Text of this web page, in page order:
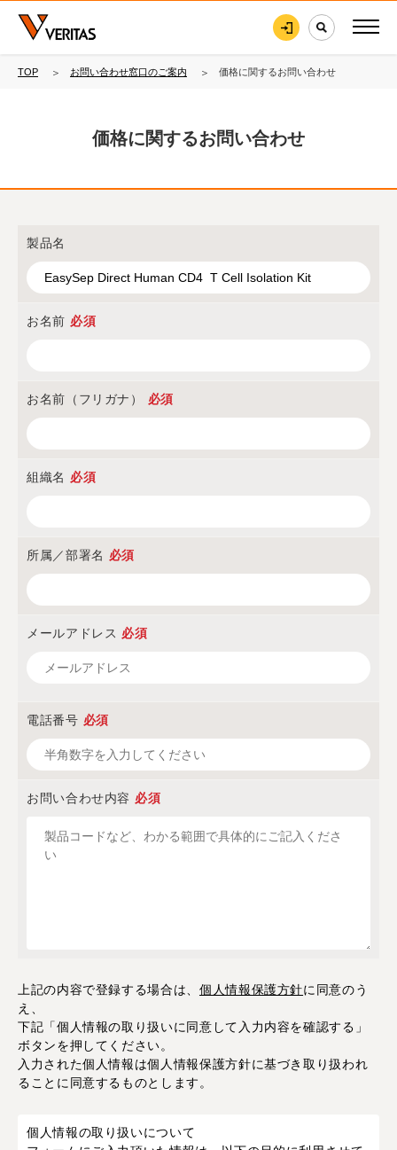
TOP お問い合わせ窓口のご案内 価格に関するお問い合わせ
価格に関するお問い合わせ
製品名
お名前 必須
お名前（フリガナ） 必須
組織名 必須
所属／部署名 必須
メールアドレス 必須
電話番号 必須
お問い合わせ内容 必須
上記の内容で登録する場合は、 個人情報保護方針に同意のう
え、
下記「個人情報の取り扱いに同意して入力内容を確認する」
ボタンを押してください。
入力された個人情報は個人情報保護方針に基づき取り扱われ
ることに同意するものとします。
個人情報の取り扱いについて